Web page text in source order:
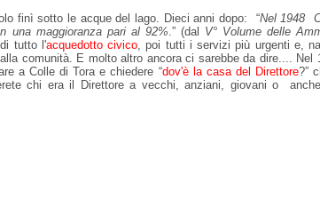
finì sotto le acque del lago. Dieci anni dopo: “Nel 1948
una maggioranza pari al 92%.” (dal V° Volume delle
tutto l'acquedotto civico, poi tutti i servizi più urgenti e,
comunità. E molto altro ancora ci sarebbe da dire.... Nel
a Colle di Tora e chiedere “dov'è la casa del Direttore?”
chi era il Direttore a vecchi, anziani, giovani o